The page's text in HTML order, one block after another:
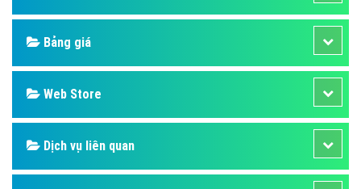
Bảng giá
Web Store
Dịch vụ liên quan